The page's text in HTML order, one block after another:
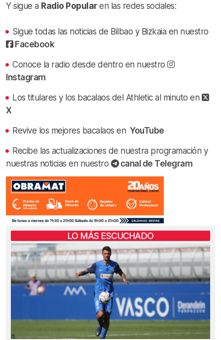
Y sigue a Radio Popularen las redes sociales:
Sigue todas las noticias de Bilbao y Bizkaia en nuestro
Facebook
Conoce la radio desde dentro en nuestro
Instagram
Los titulares y los bacalaos del Athletic al minuto en
X
Revive los mejores bacalaos en YouTube
Recibe las actualizaciones de nuestra programación y
nuestras noticias en nuestro
canal de Telegram
LO MÁS ESCUCHADO